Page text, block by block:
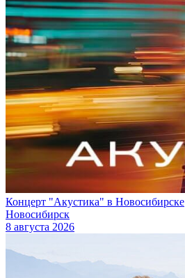
Концерт "Акустика" в Новосибирске
Новосибирск
8 августа 2026